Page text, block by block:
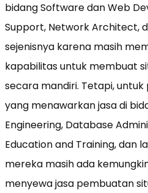
bidang Software dan Web
Support, Network Architect,
sejenisnya karena masih
kapabilitas untuk membuat
secara mandiri. Tetapi, untuk
yang menawarkan jasa di
Engineering, Database
Education and Training, dan
mereka masih ada
menyewa jasa pembuatan